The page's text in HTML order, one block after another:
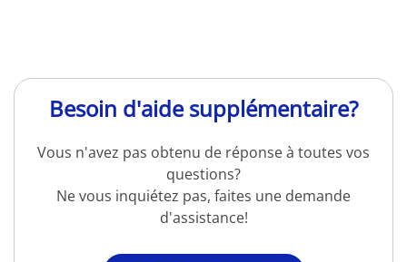
Besoin d'aide supplémentaire?
Vous n'avez pas obtenu de réponse à toutes vos
questions?
Ne vous inquiétez pas, faites une demande
d'assistance!